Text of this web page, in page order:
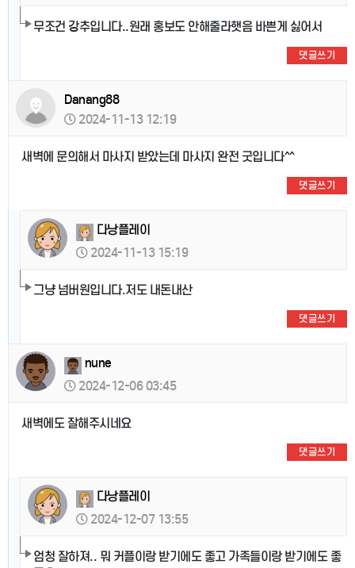
무조건 강추입니다..원래 홍보도 안해줄라햇음 바쁜게 싫어서
댓글쓰기
Danang88
2024-11-13 12:19
새벽에 문의해서 마사지 받았는데 마사지 완전 굿입니다^^
댓글쓰기
다낭플레이
2024-11-13 15:19
그냥 넘버원입니다.저도 내돈내산
댓글쓰기
nune
2024-12-06 03:45
새벽에도 잘해주시네요
댓글쓰기
다낭플레이
2024-12-07 13:55
엄청 잘하져.. 뭐 커플이랑 받기에도 좋고 가족들이랑 받기에도 좋